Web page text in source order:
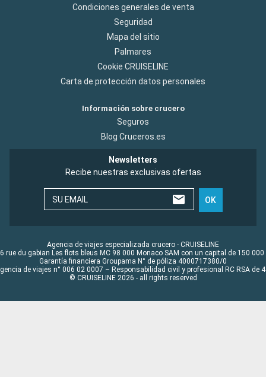
Condiciones generales de venta
Seguridad
Mapa del sitio
Palmares
Cookie CRUISELINE
Carta de protección datos personales
Información sobre crucero
Seguros
Blog Cruceros.es
Newsletters
Recibe nuestras exclusivas ofertas
SU EMAIL OK
Agencia de viajes especializada crucero - CRUISELINE
rue du gabian Les flots bleus MC 98 000 Monaco SAM con un capital de 150 000
Garantía financiera Groupama N° de póliza 4000717380/0
de viajes n° 006 02 0007 – Responsabilidad civil y profesional RC RSA de
© CRUISELINE 2026 - all rights reserved